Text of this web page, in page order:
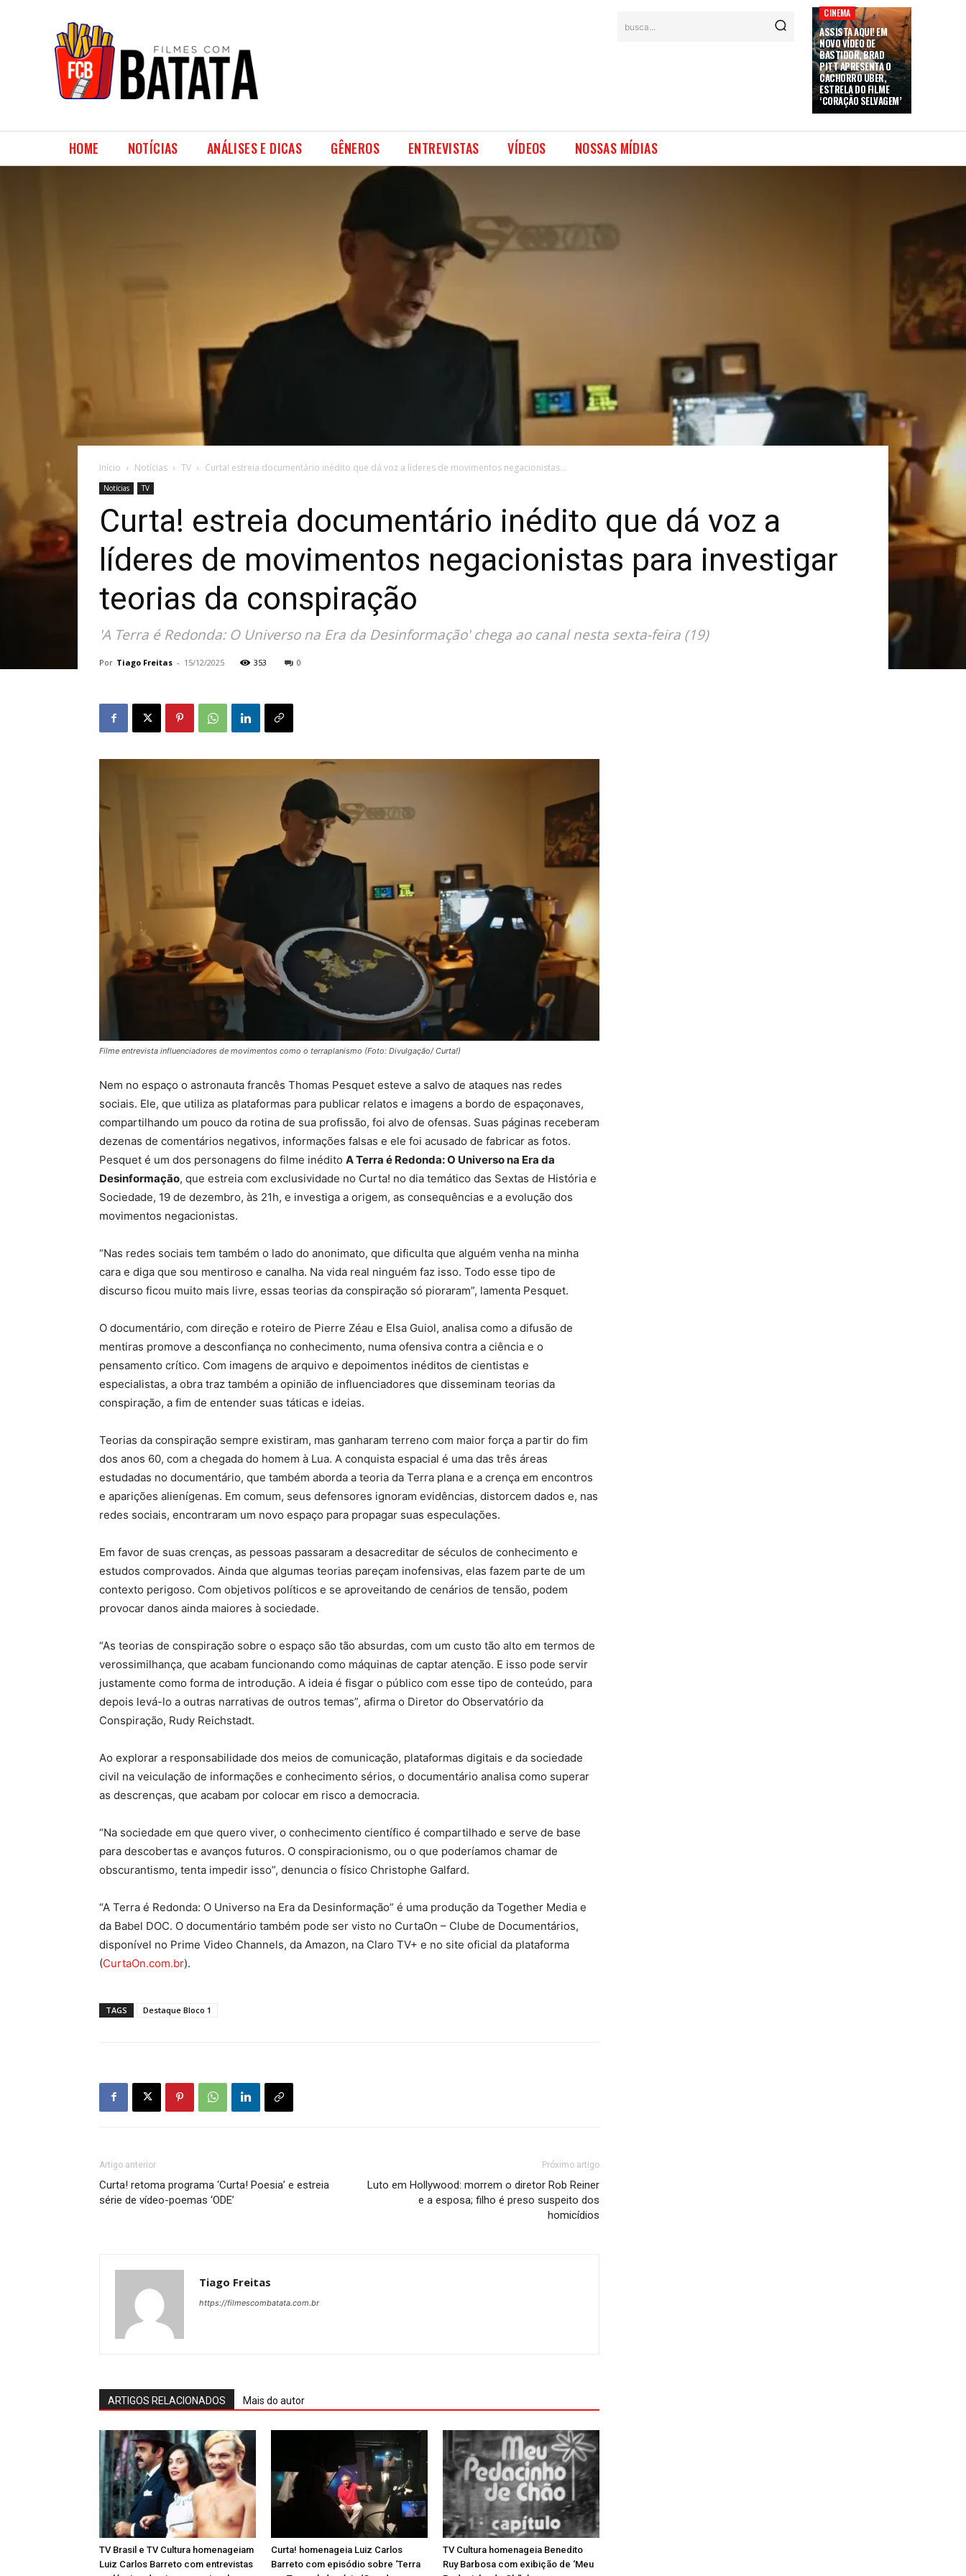
busca...
CINEMA
ASSISTA AQUI! EM
NOVO VÍDEO DE
BASTIDOR, BRAD
PITT APRESENTA O
CACHORRO UBER,
ESTRELA DO FILME
‘CORAÇÃO SELVAGEM’
HOME NOTÍCIAS ANÁLISES E DICAS GÊNEROS ENTREVISTAS VÍDEOS NOSSAS MÍDIAS
Início Notícias TV Curta! estreia documentário inédito que dá voz a líderes de movimentos negacionistas...
Notícias TV
Curta! estreia documentário inédito que dá voz a
líderes de movimentos negacionistas para investigar
teorias da conspiração
'A Terra é Redonda: O Universo na Era da Desinformação' chega ao canal nesta sexta-feira (19)
Por Tiago Freitas - 15/12/2025 353 0
Filme entrevista influenciadores de movimentos como o terraplanismo (Foto: Divulgação/ Curta!)
Nem no espaço o astronauta francês Thomas Pesquet esteve a salvo de ataques nas redes
sociais. Ele, que utiliza as plataformas para publicar relatos e imagens a bordo de espaçonaves,
compartilhando um pouco da rotina de sua profissão, foi alvo de ofensas. Suas páginas receberam
dezenas de comentários negativos, informações falsas e ele foi acusado de fabricar as fotos.
Pesquet é um dos personagens do filme inédito A Terra é Redonda: O Universo na Era da
Desinformação, que estreia com exclusividade no Curta! no dia temático das Sextas de História e
Sociedade, 19 de dezembro, às 21h, e investiga a origem, as consequências e a evolução dos
movimentos negacionistas.
“Nas redes sociais tem também o lado do anonimato, que dificulta que alguém venha na minha
cara e diga que sou mentiroso e canalha. Na vida real ninguém faz isso. Todo esse tipo de
discurso ficou muito mais livre, essas teorias da conspiração só pioraram”, lamenta Pesquet.
O documentário, com direção e roteiro de Pierre Zéau e Elsa Guiol, analisa como a difusão de
mentiras promove a desconfiança no conhecimento, numa ofensiva contra a ciência e o
pensamento crítico. Com imagens de arquivo e depoimentos inéditos de cientistas e
especialistas, a obra traz também a opinião de influenciadores que disseminam teorias da
conspiração, a fim de entender suas táticas e ideias.
Teorias da conspiração sempre existiram, mas ganharam terreno com maior força a partir do fim
dos anos 60, com a chegada do homem à Lua. A conquista espacial é uma das três áreas
estudadas no documentário, que também aborda a teoria da Terra plana e a crença em encontros
e aparições alienígenas. Em comum, seus defensores ignoram evidências, distorcem dados e, nas
redes sociais, encontraram um novo espaço para propagar suas especulações.
Em favor de suas crenças, as pessoas passaram a desacreditar de séculos de conhecimento e
estudos comprovados. Ainda que algumas teorias pareçam inofensivas, elas fazem parte de um
contexto perigoso. Com objetivos políticos e se aproveitando de cenários de tensão, podem
provocar danos ainda maiores à sociedade.
“As teorias de conspiração sobre o espaço são tão absurdas, com um custo tão alto em termos de
verossimilhança, que acabam funcionando como máquinas de captar atenção. E isso pode servir
justamente como forma de introdução. A ideia é fisgar o público com esse tipo de conteúdo, para
depois levá-lo a outras narrativas de outros temas”, afirma o Diretor do Observatório da
Conspiração, Rudy Reichstadt.
Ao explorar a responsabilidade dos meios de comunicação, plataformas digitais e da sociedade
civil na veiculação de informações e conhecimento sérios, o documentário analisa como superar
as descrenças, que acabam por colocar em risco a democracia.
“Na sociedade em que quero viver, o conhecimento científico é compartilhado e serve de base
para descobertas e avanços futuros. O conspiracionismo, ou o que poderíamos chamar de
obscurantismo, tenta impedir isso”, denuncia o físico Christophe Galfard.
“A Terra é Redonda: O Universo na Era da Desinformação” é uma produção da Together Media e
da Babel DOC. O documentário também pode ser visto no CurtaOn – Clube de Documentários,
disponível no Prime Video Channels, da Amazon, na Claro TV+ e no site oficial da plataforma
(CurtaOn.com.br).
TAGS Destaque Bloco 1
Artigo anterior
Curta! retoma programa ‘Curta! Poesia’ e estreia
série de vídeo-poemas ‘ODE’
Próximo artigo
Luto em Hollywood: morrem o diretor Rob Reiner
e a esposa; filho é preso suspeito dos
homicídios
Tiago Freitas
https://filmescombatata.com.br
ARTIGOS RELACIONADOS Mais do autor
TV Brasil e TV Cultura homenageiam
Luiz Carlos Barreto com entrevistas
Curta! homenageia Luiz Carlos
Barreto com episódio sobre ‘Terra
TV Cultura homenageia Benedito
Ruy Barbosa com exibição de ‘Meu